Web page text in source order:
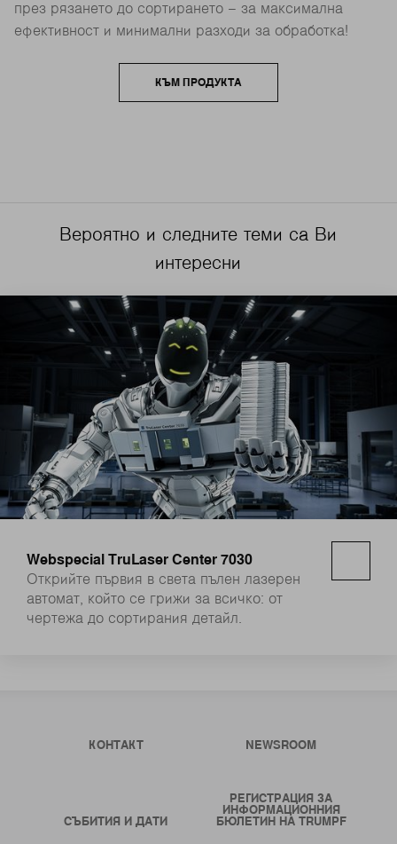
през рязането до сортирането – за максимална
ефективност и минимални разходи за обработка!
КЪМ ПРОДУКТА
Вероятно и следните теми са Ви
интересни
Webspecial TruLaser Center 7030
Открийте първия в света пълен лазерен
автомат, който се грижи за всичко: от
чертежа до сортирания детайл.
КОНТАКТ NEWSROOM
СЪБИТИЯ И ДАТИ
РЕГИСТРАЦИЯ ЗА
ИНФОРМАЦИОННИЯ
БЮЛЕТИН НА TRUMPF